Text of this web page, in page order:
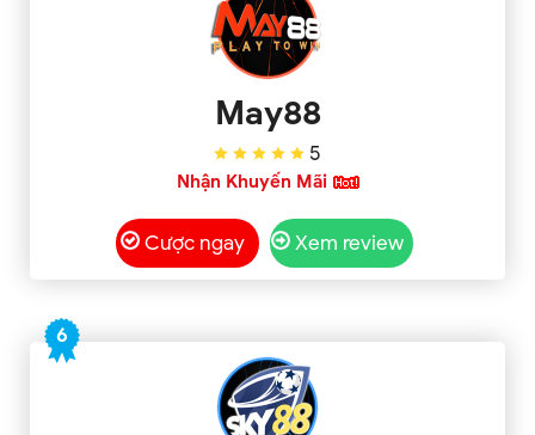
May88
5
Nhận Khuyến Mãi
Cược ngay Xem review
6